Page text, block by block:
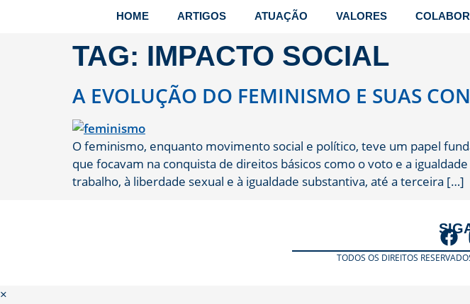
HOME ARTIGOS ATUAÇÃO VALORES
TAG: IMPACTO SOCIAL
A EVOLUÇÃO DO FEMINISMO E SUAS
O feminismo, enquanto movimento social e político, teve um papel
que focavam na conquista de direitos básicos como o voto e a
trabalho, à liberdade sexual e à igualdade substantiva, até a terceira […]
TODOS OS DIREITOS
×